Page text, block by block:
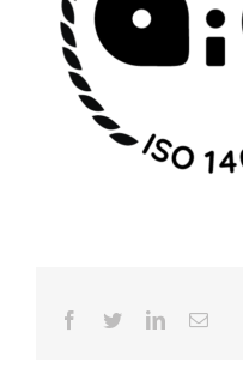
Facebook
TwitterLinkedInEmail